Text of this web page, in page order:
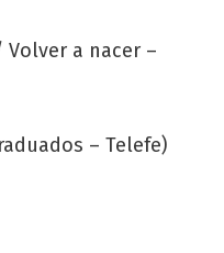
Volver a nacer –
– Telefe)